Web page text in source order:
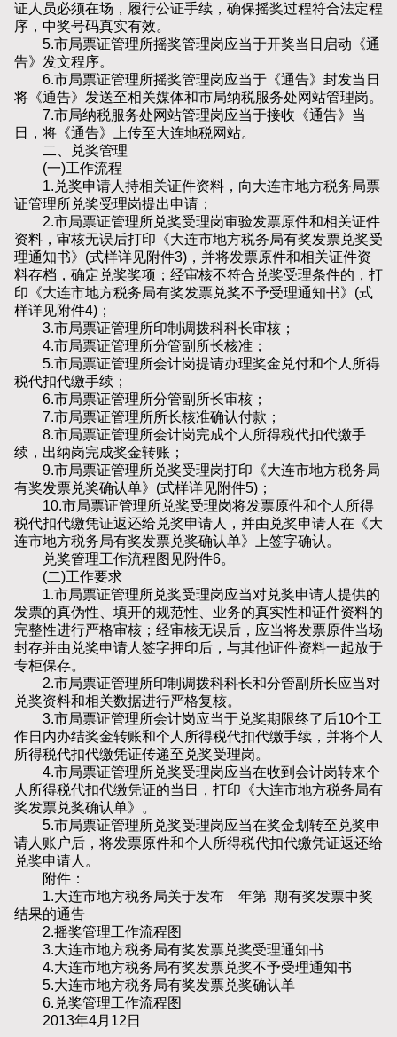
证人员必须在场，履行公证手续，确保摇奖过程符合法定程
序，中奖号码真实有效。
5.市局票证管理所摇奖管理岗应当于开奖当日启动《通
告》发文程序。
6.市局票证管理所摇奖管理岗应当于《通告》封发当日
将《通告》发送至相关媒体和市局纳税服务处网站管理岗。
7.市局纳税服务处网站管理岗应当于接收《通告》当
日，将《通告》上传至大连地税网站。
二、兑奖管理
(一)工作流程
1.兑奖申请人持相关证件资料，向大连市地方税务局票
证管理所兑奖受理岗提出申请；
2.市局票证管理所兑奖受理岗审验发票原件和相关证件
资料，审核无误后打印《大连市地方税务局有奖发票兑奖受
理通知书》(式样详见附件3)，并将发票原件和相关证件资
料存档，确定兑奖奖项；经审核不符合兑奖受理条件的，打
印《大连市地方税务局有奖发票兑奖不予受理通知书》(式
样详见附件4)；
3.市局票证管理所印制调拨科科长审核；
4.市局票证管理所分管副所长核准；
5.市局票证管理所会计岗提请办理奖金兑付和个人所得
税代扣代缴手续；
6.市局票证管理所分管副所长审核；
7.市局票证管理所所长核准确认付款；
8.市局票证管理所会计岗完成个人所得税代扣代缴手
续，出纳岗完成奖金转账；
9.市局票证管理所兑奖受理岗打印《大连市地方税务局
有奖发票兑奖确认单》(式样详见附件5)；
10.市局票证管理所兑奖受理岗将发票原件和个人所得
税代扣代缴凭证返还给兑奖申请人，并由兑奖申请人在《大
连市地方税务局有奖发票兑奖确认单》上签字确认。
兑奖管理工作流程图见附件6。
(二)工作要求
1.市局票证管理所兑奖受理岗应当对兑奖申请人提供的
发票的真伪性、填开的规范性、业务的真实性和证件资料的
完整性进行严格审核；经审核无误后，应当将发票原件当场
封存并由兑奖申请人签字押印后，与其他证件资料一起放于
专柜保存。
2.市局票证管理所印制调拨科科长和分管副所长应当对
兑奖资料和相关数据进行严格复核。
3.市局票证管理所会计岗应当于兑奖期限终了后10个工
作日内办结奖金转账和个人所得税代扣代缴手续，并将个人
所得税代扣代缴凭证传递至兑奖受理岗。
4.市局票证管理所兑奖受理岗应当在收到会计岗转来个
人所得税代扣代缴凭证的当日，打印《大连市地方税务局有
奖发票兑奖确认单》。
5.市局票证管理所兑奖受理岗应当在奖金划转至兑奖申
请人账户后，将发票原件和个人所得税代扣代缴凭证返还给
兑奖申请人。
附件：
1.大连市地方税务局关于发布 年第 期有奖发票中奖
结果的通告
2.摇奖管理工作流程图
3.大连市地方税务局有奖发票兑奖受理通知书
4.大连市地方税务局有奖发票兑奖不予受理通知书
5.大连市地方税务局有奖发票兑奖确认单
6.兑奖管理工作流程图
2013年4月12日